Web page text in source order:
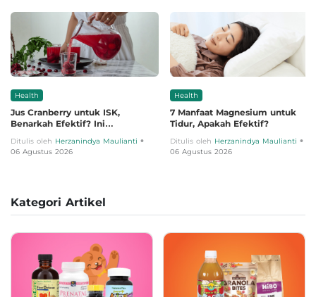
Health
Jus Cranberry untuk ISK,
Benarkah Efektif? Ini
Ditulis oleh Herzanindya Maulianti •
06 Agustus 2026
Health
7 Manfaat Magnesium untuk
Tidur, Apakah Efektif?
Ditulis oleh Herzanindya Maulianti •
06 Agustus 2026
Kategori Artikel